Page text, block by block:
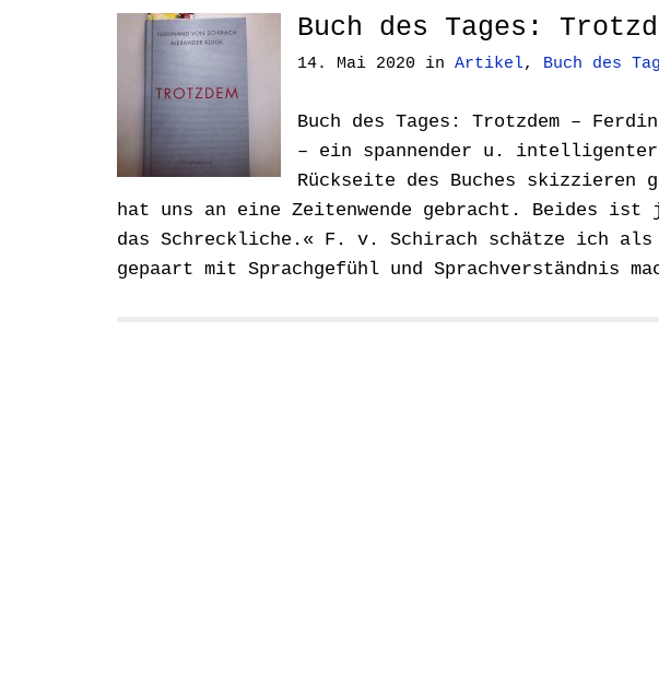
Buch des Tages:
14. Mai 2020 in Artikel, Buch des
Buch des Tages: Trotzdem –
– ein spannender u.
Rückseite des Buches skizzieren
hat uns an eine Zeitenwende gebracht. Beides
das Schreckliche.« F. v. Schirach schätze ich
gepaart mit Sprachgefühl und Sprachverständnis